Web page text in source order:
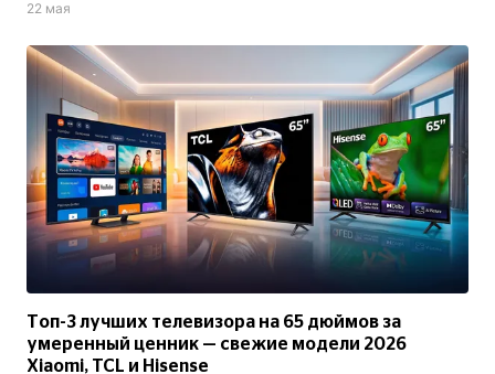
22 мая
Топ-3 лучших телевизора на 65 дюймов за
умеренный ценник — свежие модели 2026
Xiaomi, TCL и Hisense